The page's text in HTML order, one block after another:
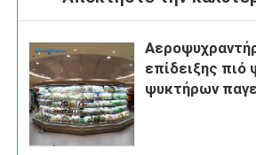
επίδειξης πιό
ψυκτήρων